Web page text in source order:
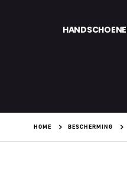
HOME BESCHERMING